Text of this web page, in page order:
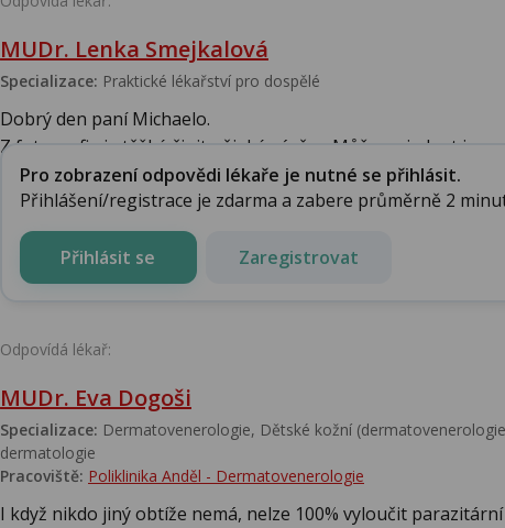
MUDr. Lenka Smejkalová
Specializace: Praktické lékařství pro dospělé
Dobrý den paní Michaelo.
Z fotografie je těžké činit nějaké závěry. Může se jednat i o ...
Pro zobrazení odpovědi lékaře je nutné se přihlásit.
Přihlášení/registrace je zdarma a zabere průměrně 2
Přihlásit se Zaregistrovat
Odpovídá lékař:
MUDr. Eva Dogoši
Specializace: Dermatovenerologie, Dětské kožní
dermatologie
Pracoviště: Poliklinika Anděl - Dermatovenerologie
I když nikdo jiný obtíže nemá, nelze 100% vyloučit